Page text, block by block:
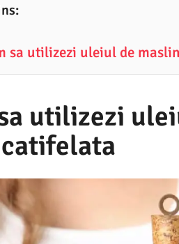
sa utilizezi uleiul de
utilizezi